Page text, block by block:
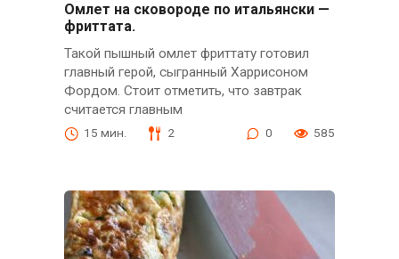
Омлет на сковороде по итальянски —
фриттата.
Такой пышный омлет фриттату готовил
главный герой, сыгранный Харрисоном
Фордом. Стоит отметить, что завтрак
считается главным
15 мин. 2 0 585